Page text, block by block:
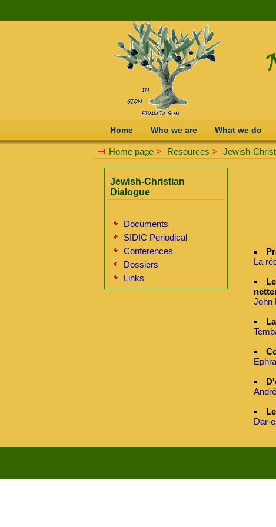
Home Who we are What we do
Home page > Resources > Jewish-
Jewish-Christian
Dialogue
Documents
SIDIC Periodical
Conferences
Dossiers
Links
La
John
Dar-